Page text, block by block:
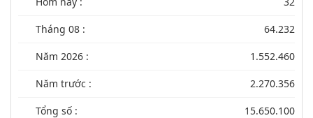
Tháng 08 : 64.232
Năm 2026 : 1.552.460
Năm trước : 2.270.356
Tổng số : 15.650.100